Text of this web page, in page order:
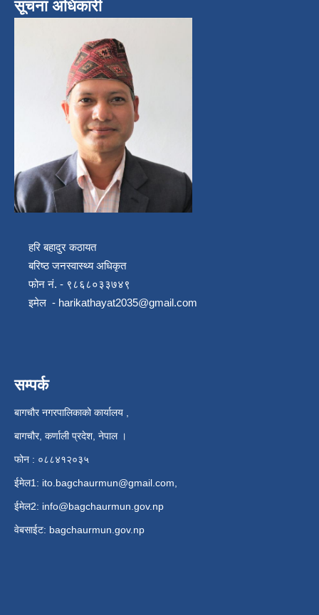
सूचना अधिकारी
हरि बहादुर कठायत
बरिष्ठ जनस्वास्थ्य अधिकृत
फोन नं. - ९८६८०३३७४९
इमेल - harikathayat2035@gmail.com
सम्पर्क
बागचौर नगरपालिकाको कार्यालय ,
बागचौर, कर्णाली प्रदेश, नेपाल ।
फोन : ०८८४१२०३५
ईमेल1: ito.bagchaurmun@gmail.com,
ईमेल2: info@bagchaurmun.gov.np
वे‍बसाईट: bagchaurmun.gov.np